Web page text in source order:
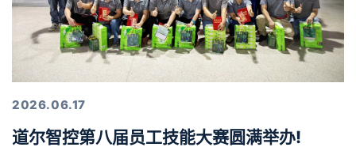
2026.06.17
道尔智控第八届员工技能大赛圆满举办!